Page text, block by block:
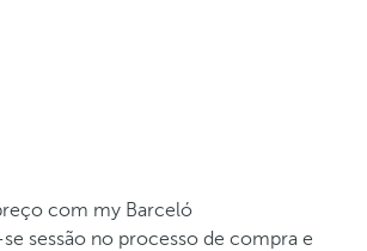
com my Barceló
sessão no processo de compra e